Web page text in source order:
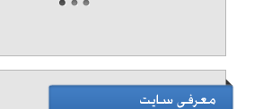
» آگهی برنزی (توان ۱)
تأمین امنیت موسسات مالی و